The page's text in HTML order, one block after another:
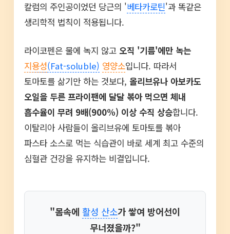
칼럼의 주인공이었던 당근의 '베타카로틴'과 똑같은
생리학적 법칙이 적용됩니다.
라이코펜은 물에 녹지 않고 오직 '기름'에만 녹는
지용성(Fat-soluble) 영양소입니다. 따라서
토마토를 삶기만 하는 것보다, 올리브유나 아보카도
오일을 두른 프라이팬에 달달 볶아 먹으면 체내
흡수율이 무려 9배(900%) 이상 수직 상승합니다.
이탈리아 사람들이 올리브유에 토마토를 볶아
파스타 소스로 먹는 식습관이 바로 세계 최고 수준의
심혈관 건강을 유지하는 비결입니다.
"몸속에 활성 산소가 쌓여 방어선이
무너졌을까?"